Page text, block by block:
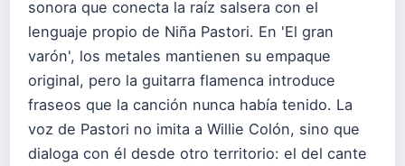
sonora que conecta la raíz salsera con el
lenguaje propio de Niña Pastori. En 'El gran
varón', los metales mantienen su empaque
original, pero la guitarra flamenca introduce
fraseos que la canción nunca había tenido. La
voz de Pastori no imita a Willie Colón, sino que
dialoga con él desde otro territorio: el del cante